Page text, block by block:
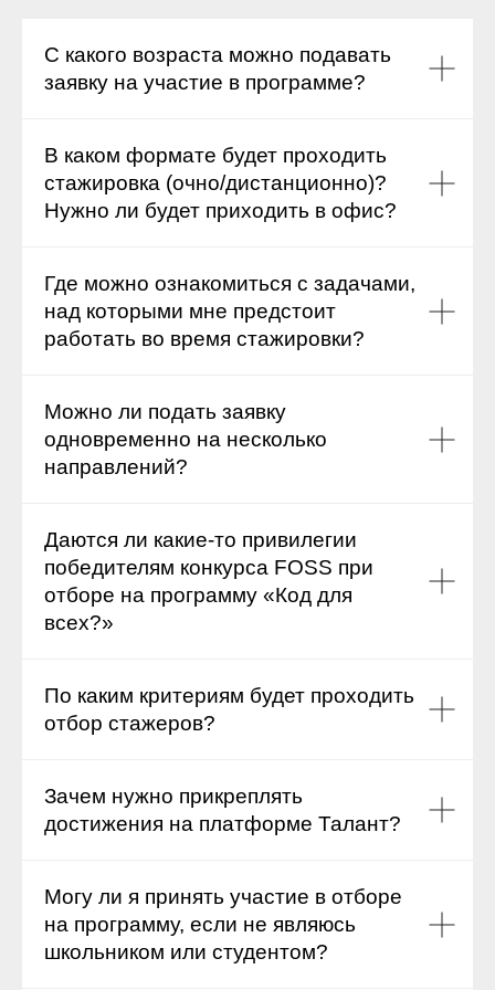
С какого возраста можно подавать
заявку на участие в программе?
В каком формате будет проходить
стажировка (очно/дистанционно)?
Нужно ли будет приходить в офис?
Где можно ознакомиться с задачами,
над которыми мне предстоит
работать во время стажировки?
Можно ли подать заявку
одновременно на несколько
направлений?
Даются ли какие-то привилегии
победителям конкурса FOSS при
отборе на программу «Код для
всех?»
По каким критериям будет проходить
отбор стажеров?
Зачем нужно прикреплять
достижения на платформе Талант?
Могу ли я принять участие в отборе
на программу, если не являюсь
школьником или студентом?